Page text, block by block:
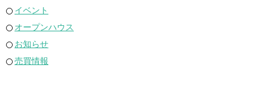
イベント
オープンハウス
お知らせ
売買情報